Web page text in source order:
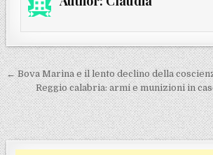
Navigazione articoli
← Bova Marina e il lento declino della
Reggio calabria: armi e munizioni in